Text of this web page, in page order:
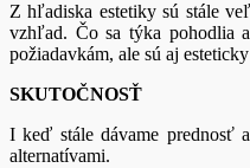
Z hľadiska estetiky sú stále
vzhľad. Čo sa týka pohodlia
požiadavkám, ale sú aj
SKUTOČNOSŤ
I keď stále dávame prednosť
alternatívami.